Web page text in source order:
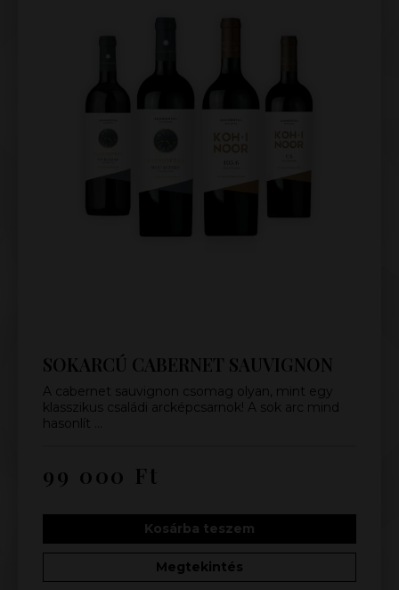
SOKARCÚ CABERNET SAUVIGNON
A cabernet sauvignon csomag olyan, mint egy
klasszikus családi arcképcsarnok! A sok arc mind
hasonlít …
99 000 Ft
Kosárba teszem
Megtekintés